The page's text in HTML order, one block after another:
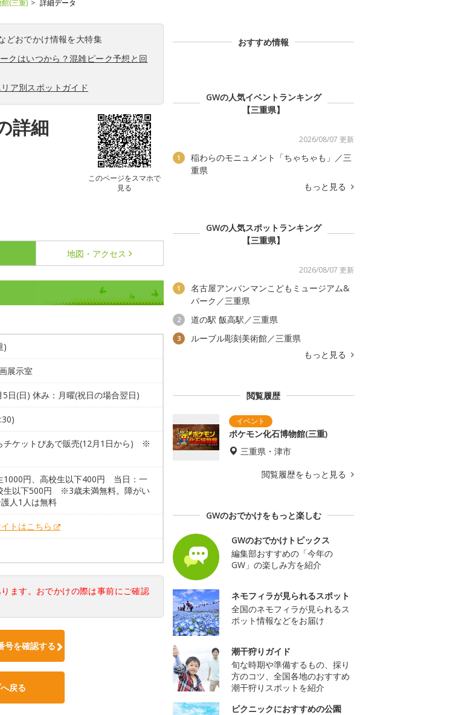
(三重) 詳細データ
どおでかけ情報を大特集
クはいつから？混雑ピーク予想と回
ア別スポットガイド
詳細
このページをスマホで
見る
地図・アクセス
)
展示室
日(日) 休み：月曜(祝日の場合翌日)
チケットぴあで販売(12月1日から) ※
1000円、高校生以下400円 当日：一
生以下500円 ※3歳未満無料。障がい
人1人は無料
トはこちら
ます。おでかけの際は事前にご確認
号を確認する
戻る
おすすめ情報
GWの人気イベントランキング
【三重県】
2026/08/07 更新
1
稲わらのモニュメント「ちゃちゃも」／三
重県
もっと見る
GWの人気スポットランキング
【三重県】
2026/08/07 更新
1
名古屋アンパンマンこどもミュージアム&
パーク／三重県
2 道の駅 飯高駅／三重県
3
ルーブル彫刻美術館／三重県
もっと見る
閲覧履歴
ポケモン化石博物館(三重)
三重県・津市
閲覧履歴をもっと見る
GWのおでかけをもっと楽しむ
GWのおでかけトピックス
編集部おすすめの「今年の
GW」の楽しみ方を紹介
ネモフィラが見られるスポット
全国のネモフィラが見られるス
ポット情報などをお届け
潮干狩りガイド
旬な時期や準備するもの、採り
方のコツ、全国各地のおすすめ
潮干狩りスポットを紹介
ピクニックにおすすめの公園